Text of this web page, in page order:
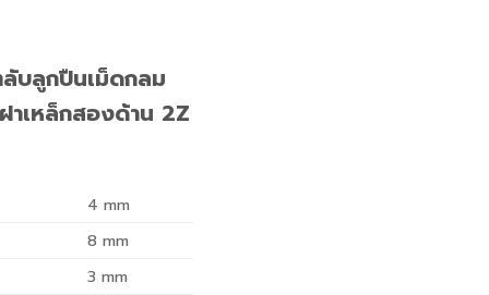
บลูกปืนเม็ดกลม
เหล็กสองด้าน 2Z
4 mm
8 mm
3 mm